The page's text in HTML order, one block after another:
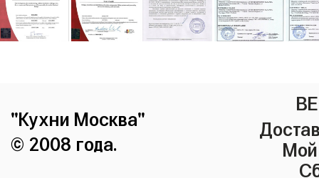
"Кухни Москва"
© 2008 года.